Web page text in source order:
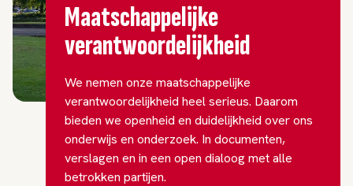
Maatschappelijke
verantwoordelijkheid
We nemen onze maatschappelijke
verantwoordelijkheid heel serieus. Daarom
bieden we openheid en duidelijkheid over ons
onderwijs en onderzoek. In documenten,
verslagen en in een open dialoog met alle
betrokken partijen.